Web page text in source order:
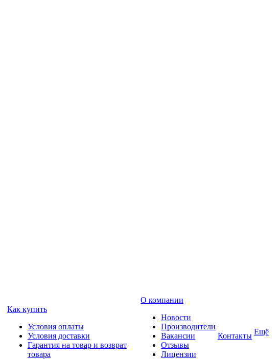
Как купить
Условия оплаты
Условия доставки
Гарантия на товар и возврат
товара
О компании
Новости
Производители
Вакансии
Отзывы
Лицензии
Контакты Ещё